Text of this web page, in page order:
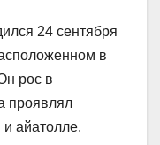
24 сентября
в
рос в
проявлял
айатолле.